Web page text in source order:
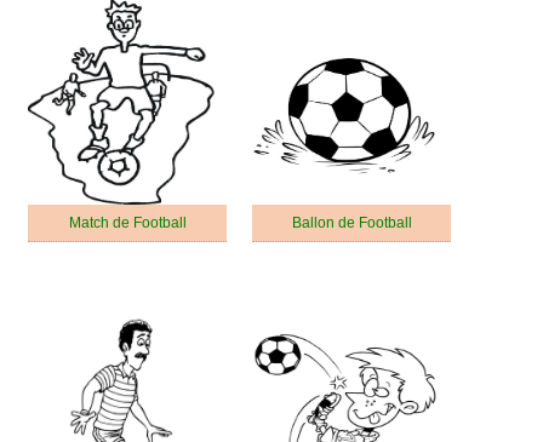
Match de Football Ballon de Football